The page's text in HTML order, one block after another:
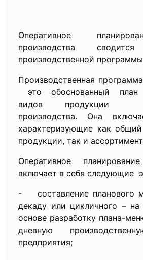
Оперативное
производства
производственной
Производственная
это обоснованный план
видов продукции
производства. Она
характеризующие как
продукции, так и
Оперативное
включает в себя следующие
- составление планового
декаду или цикличного –
основе разработку плана-
дневную
предприятия;